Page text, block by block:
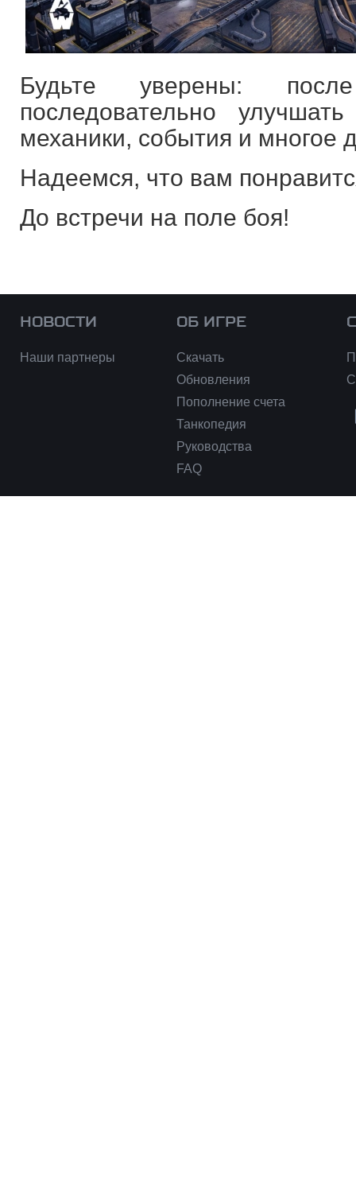
Будьте уверены:
последовательно
механики, события и
Надеемся, что вам
До встречи на поле боя!
НОВОСТИ
Наши партнеры
ОБ ИГРЕ
Скачать
Обновления
Пополнение счета
Танкопедия
Руководства
FAQ